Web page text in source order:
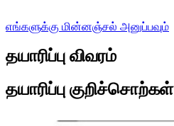
எங்களுக்கு மின்னஞ்சல் அனுப்பவும்
தயாரிப்பு விவரம்
தயாரிப்பு குறிச்சொற்கள்